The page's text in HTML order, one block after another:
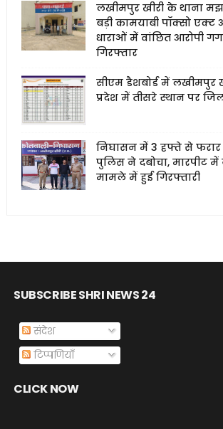
लखीमपुर खीरी के थाना
बड़ी कामयाबी पॉक्सो
धाराओं में वांछित आरोपी
गिरफ्तार
सीएम डैशबोर्ड में लखीमपुर
प्रदेश में तीसरे स्थान पर
निघासन में 3 हफ्ते से फरार
पुलिस ने दबोचा, मारपीट
मामले में हुई गिरफ्तारी
SUBSCRIBE SHRI NEWS 24
संदेश
टिप्पणियाँ
CLICK NOW